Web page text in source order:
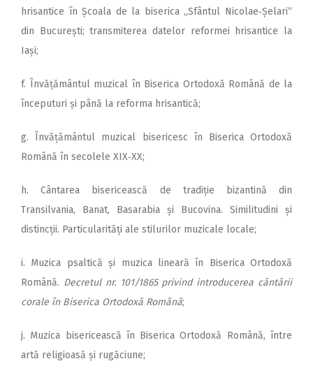
hrisantice în Școala de la biserica „Sfântul Nicolae‑Șelari“
din București; transmiterea datelor reformei hrisantice la
Iași;
f. Învățământul muzical în Biserica Ortodoxă Română de la
începuturi și până la reforma hrisantică;
g. Învățământul mu­zi­cal bisericesc în Biserica Ortodoxă
Română în secolele XIX‑XX;
h. Cântarea bisericească de tradiție bizantină din
Transilvania, Banat, Basarabia și Bucovina. Similitudini și
distincții. Particularități ale stilurilor muzicale locale;
i. Muzica psaltică și muzica lineară în Biserica Ortodoxă
Română. Decretul nr. 101/1865 privind introducerea cântării
corale în Biserica Ortodoxă Română;
j. Muzica bisericească în Biserica Ortodoxă Română, între
artă religioasă și rugăciune;